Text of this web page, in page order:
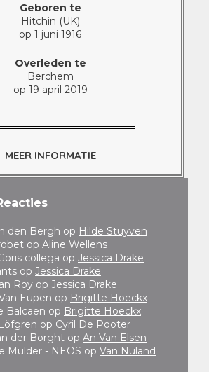
Geboren te
Hitchin (UK)
op 1 juni 1916
Overleden te
Berchem
op 19 april 2019
MEER INFORMATIE
den Bergh op Hilde Stuyven
op Aline Wellens
collega op Jessica Drake
op Jessica Drake
Roy op Jessica Drake
Eupen op Brigitte Hoeckx
Balcaen op Brigitte Hoeckx
op Cyril De Pooter
der Borght op An Van Elsen
Mulder - NEOS op Van Nuland